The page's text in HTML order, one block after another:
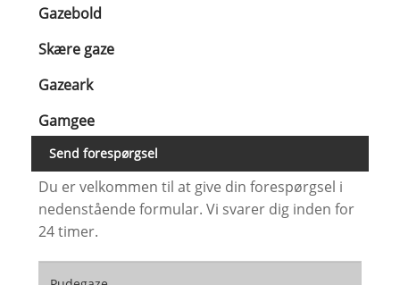
Gazebold
Skære gaze
Gazeark
Gamgee
Send forespørgsel
Du er velkommen til at give din forespørgsel i
nedenstående formular. Vi svarer dig inden for
24 timer.